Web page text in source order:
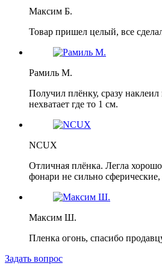
Максим Б.
Товар пришел целый, все
Рамиль М.
Получил плёнку, сразу
нехватает где то 1 см.
NCUX
Отличная плёнка. Легла
фонари не сильно
Максим Ш.
Пленка огонь, спасибо
Задать вопрос